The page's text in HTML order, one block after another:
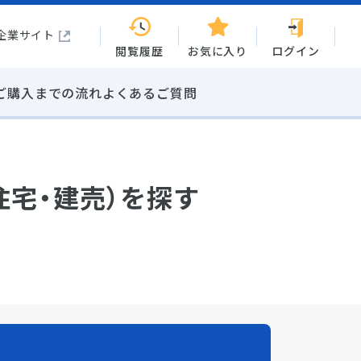
業サイト
閲覧履歴
お気に入り ログイン
購入までの流れよくあるご質問
・建売）を探す